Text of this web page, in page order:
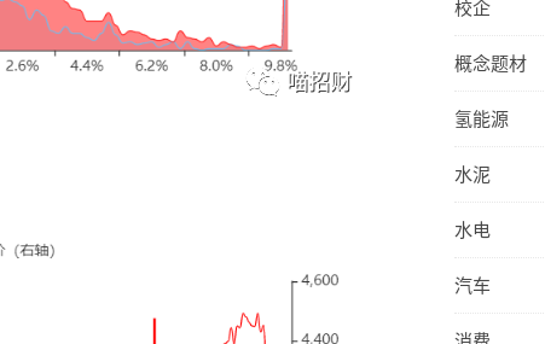
校企
概念题材
氢能源
水泥
水电
汽车